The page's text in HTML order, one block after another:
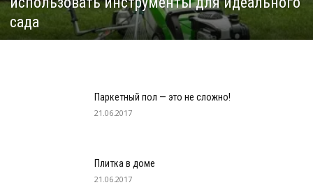
сада
Паркетный пол — это не сложно!
21.06.2017
Плитка в доме
21.06.2017